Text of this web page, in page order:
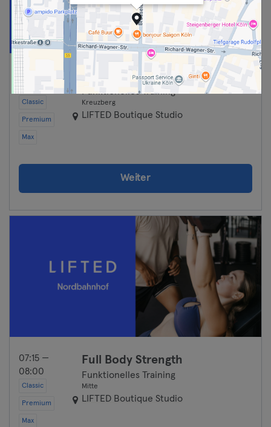
07:15 —
08:00
Classic
Premium
Max
Full Body Strength
Funktionelles Training
Kreuzberg
LIFTED Boutique Studio
Weiter
07:15 —
08:00
Classic
Premium
Max
Full Body Strength
Funktionelles Training
Mitte
LIFTED Boutique Studio